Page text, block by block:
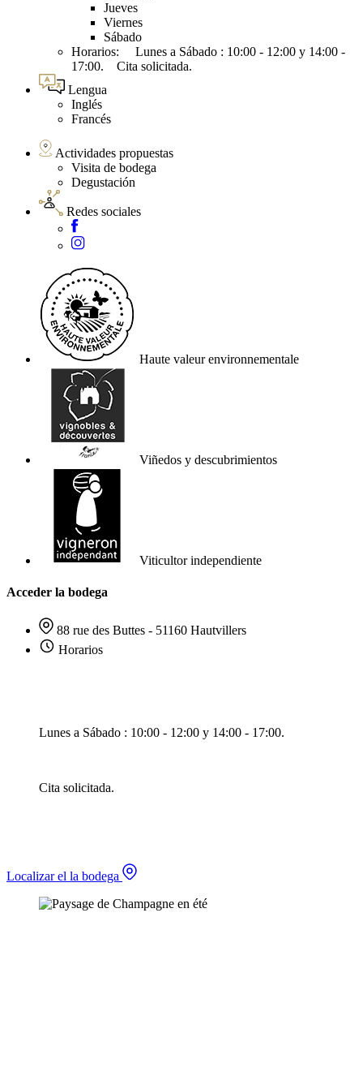
Jueves
Viernes
Sábado
Horarios: Lunes a Sábado : 10:00 - 12:00 y 14:00 -
17:00. Cita solicitada.
Lengua
Inglés
Francés
Actividades propuestas
Visita de bodega
Degustación
Redes sociales
Haute valeur environnementale
Viñedos y descubrimientos
Viticultor independiente
Acceder la bodega
88 rue des Buttes - 51160 Hautvillers
Horarios
Lunes a Sábado : 10:00 - 12:00 y 14:00 - 17:00.
Cita solicitada.
Localizar el la bodega